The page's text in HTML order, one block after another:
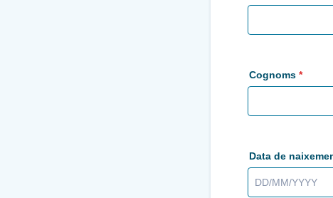
Cognoms *
Data de